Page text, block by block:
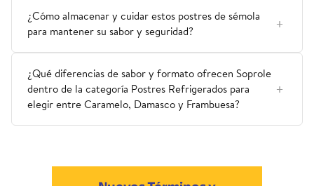
¿Cómo almacenar y cuidar estos postres de sémola
para mantener su sabor y seguridad?
¿Qué diferencias de sabor y formato ofrecen Soprole
dentro de la categoría Postres Refrigerados para
elegir entre Caramelo, Damasco y Frambuesa?